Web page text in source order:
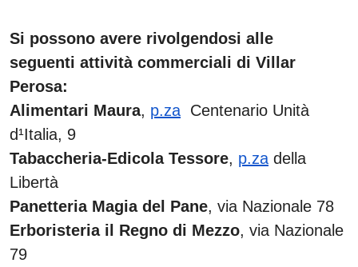
Si possono avere rivolgendosi alle
seguenti attività commerciali di Villar
Perosa:
Alimentari Maura, p.za Centenario Unità
d¹Italia, 9
Tabaccheria-Edicola Tessore, p.za della
Libertà
Panetteria Magia del Pane, via Nazionale 78
Erboristeria il Regno di Mezzo, via Nazionale
79